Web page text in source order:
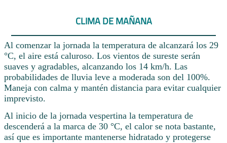
CLIMA DE MAÑANA
Al comenzar la jornada la temperatura de alcanzará los 29
°C, el aire está caluroso. Los vientos de sureste serán
suaves y agradables, alcanzando los 14 km/h. Las
probabilidades de lluvia leve a moderada son del 100%.
Maneja con calma y mantén distancia para evitar cualquier
imprevisto.
Al inicio de la jornada vespertina la temperatura de
descenderá a la marca de 30 °C, el calor se nota bastante,
así que es importante mantenerse hidratado y protegerse